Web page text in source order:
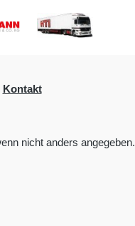
Kontakt
nicht anders angegeben.